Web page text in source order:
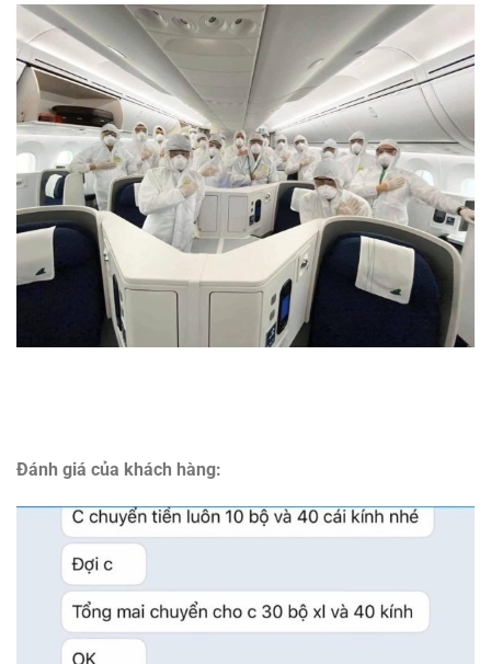
Đánh giá của khách hàng: